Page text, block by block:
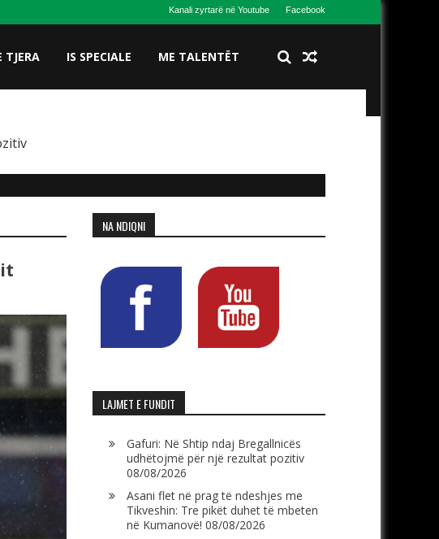
Kanali zyrtarë në Youtube Facebook
TJERA IS SPECIALE ME TALENTËT
NA NDIQNI
LAJMET E FUNDIT
Gafuri: Në Shtip ndaj Bregallnicës
udhëtojmë për një rezultat pozitiv
08/08/2026
Asani flet në prag të ndeshjes me
Tikveshin: Tre pikët duhet të mbeten
në Kumanovë! 08/08/2026